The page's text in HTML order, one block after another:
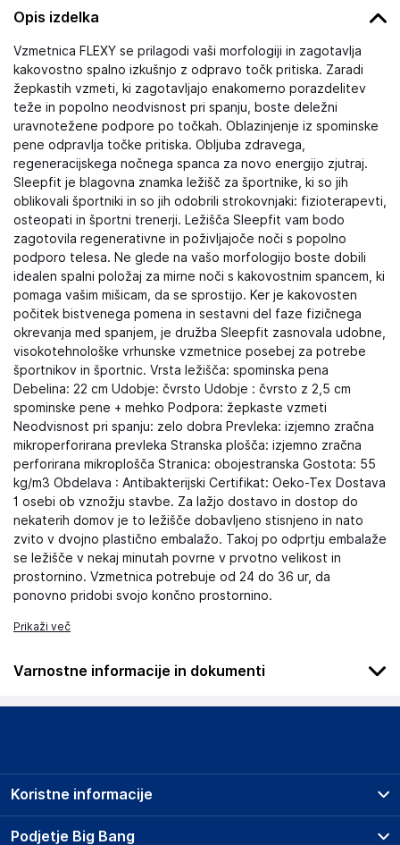
Opis izdelka
Vzmetnica FLEXY se prilagodi vaši morfologiji in zagotavlja
kakovostno spalno izkušnjo z odpravo točk pritiska. Zaradi
žepkastih vzmeti, ki zagotavljajo enakomerno porazdelitev
teže in popolno neodvisnost pri spanju, boste deležni
uravnotežene podpore po točkah. Oblazinjenje iz spominske
pene odpravlja točke pritiska. Obljuba zdravega,
regeneracijskega nočnega spanca za novo energijo zjutraj.
Sleepfit je blagovna znamka ležišč za športnike, ki so jih
oblikovali športniki in so jih odobrili strokovnjaki: fizioterapevti,
osteopati in športni trenerji. Ležišča Sleepfit vam bodo
zagotovila regenerativne in poživljajoče noči s popolno
podporo telesa. Ne glede na vašo morfologijo boste dobili
idealen spalni položaj za mirne noči s kakovostnim spancem, ki
pomaga vašim mišicam, da se sprostijo. Ker je kakovosten
počitek bistvenega pomena in sestavni del faze fizičnega
okrevanja med spanjem, je družba Sleepfit zasnovala udobne,
visokotehnološke vrhunske vzmetnice posebej za potrebe
športnikov in športnic. Vrsta ležišča: spominska pena
Debelina: 22 cm Udobje: čvrsto Udobje : čvrsto z 2,5 cm
spominske pene + mehko Podpora: žepkaste vzmeti
Neodvisnost pri spanju: zelo dobra Prevleka: izjemno zračna
mikroperforirana prevleka Stranska plošča: izjemno zračna
perforirana mikroplošča Stranica: obojestranska Gostota: 55
kg/m3 Obdelava : Antibakterijski Certifikat: Oeko-Tex Dostava
1 osebi ob vznožju stavbe. Za lažjo dostavo in dostop do
nekaterih domov je to ležišče dobavljeno stisnjeno in nato
zvito v dvojno plastično embalažo. Takoj po odprtju embalaže
se ležišče v nekaj minutah povrne v prvotno velikost in
prostornino. Vzmetnica potrebuje od 24 do 36 ur, da
ponovno pridobi svojo končno prostornino.
Prikaži več
Varnostne informacije in dokumenti
Podatki o proizvajalcu
Lovemynight
Podjetje Big Bang
Koristne informacije
Prodajna mesta